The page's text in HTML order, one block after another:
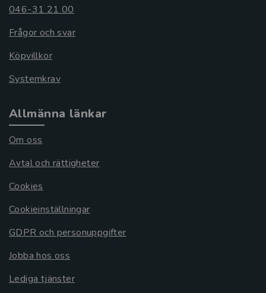
046-31 21 00
Frågor och svar
Köpvillkor
Systemkrav
Allmänna länkar
Om oss
Avtal och rättigheter
Cookies
Cookieinställningar
GDPR och personuppgifter
Jobba hos oss
Lediga tjänster